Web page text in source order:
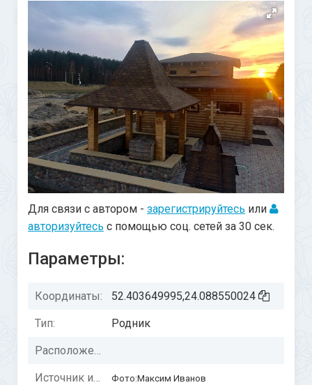
Для связи с автором - зарегистрируйтесь или
авторизуйтесь с помощью соц. сетей за 30 сек.
Параметры:
Координаты: 52.403649995,24.088550024
Тип: Родник
Расположение:
Источник информации: Фото:Максим Иванов